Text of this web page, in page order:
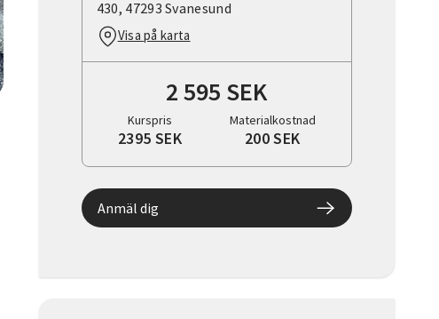
430, 47293 Svanesund
Visa på karta
2 595 SEK
Kurspris
2395 SEK
Materialkostnad
200 SEK
Anmäl dig